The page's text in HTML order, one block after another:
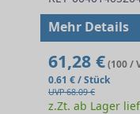
Mehr Details
61,28 €(100 /
0.61 € / Stück
UVP 68.09 €
z.Zt. ab Lager